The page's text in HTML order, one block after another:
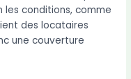
les conditions, comme
des locataires
une couverture